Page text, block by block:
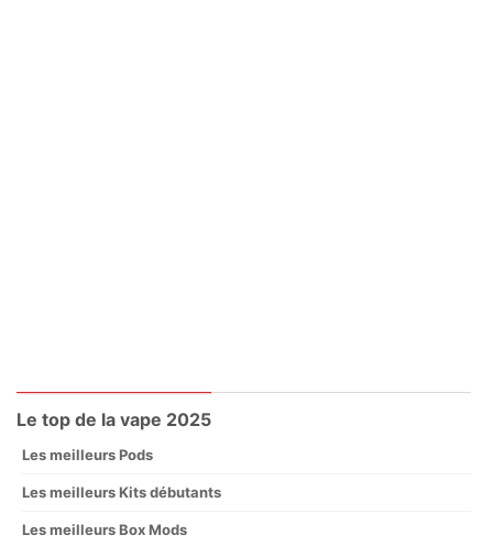
Le top de la vape 2025
Les meilleurs Pods
Les meilleurs Kits débutants
Les meilleurs Box Mods